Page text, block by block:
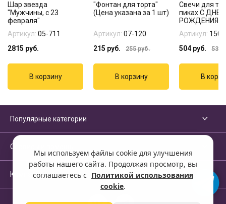
Мы используем файлы cookie для улучшения
работы нашего сайта. Продолжая просмотр, вы
соглашаетесь с Политикой использования
cookie.
Шар звезда
"Мужчины, с 23
февраля"
Артикул: 05-711
2815 руб.
"Фонтан для торта"
(Цена указана за 1 шт)
Артикул: 07-120
215 руб. 255руб.
Свечи для
пиках С ДНЕМ
РОЖДЕНИЯ
Артикул:
504 руб. 535
Популярные категории
Сервисы и помощь
Компания